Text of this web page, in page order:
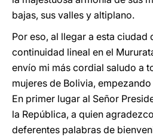
bajas, sus valles y altiplano.
Por eso, al llegar a esta ciudad
continuidad lineal en el
envío mi más cordial saludo a
mujeres de Bolivia,
En primer lugar al Señor
la República, a quien
deferentes palabras de